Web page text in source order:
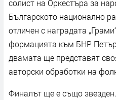
солист на Оркестъра за
Българското национално
отличен с наградата
формацията към БНР
двамата ще представят
авторски обработки на
Финалът ще е също